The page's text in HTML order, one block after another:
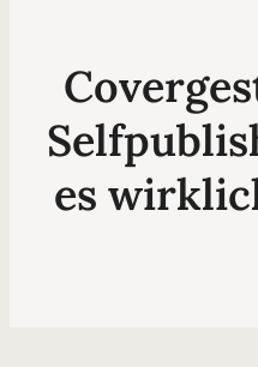
es